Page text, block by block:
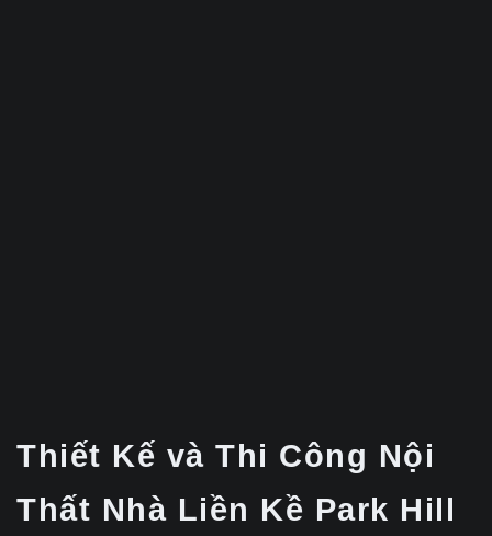
Thiết Kế và Thi Công Nội
Thất Nhà Liền Kề Park Hill